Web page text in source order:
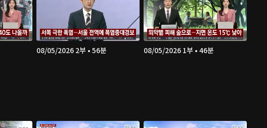
08/05/2026 2부 • 56분 08/05/2026 1부 • 46분